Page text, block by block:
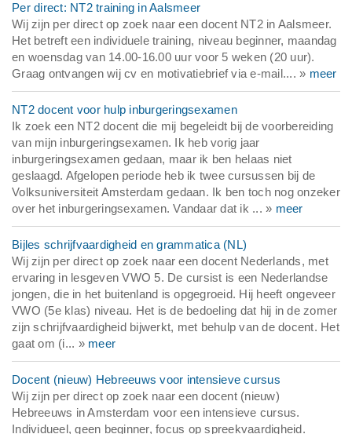
Per direct: NT2 training in Aalsmeer
Wij zijn per direct op zoek naar een docent NT2 in Aalsmeer.
Het betreft een individuele training, niveau beginner, maandag
en woensdag van 14.00-16.00 uur voor 5 weken (20 uur).
Graag ontvangen wij cv en motivatiebrief via e-mail.... » meer
NT2 docent voor hulp inburgeringsexamen
Ik zoek een NT2 docent die mij begeleidt bij de voorbereiding
van mijn inburgeringsexamen. Ik heb vorig jaar
inburgeringsexamen gedaan, maar ik ben helaas niet
geslaagd. Afgelopen periode heb ik twee cursussen bij de
Volksuniversiteit Amsterdam gedaan. Ik ben toch nog onzeker
over het inburgeringsexamen. Vandaar dat ik ... » meer
Bijles schrijfvaardigheid en grammatica (NL)
Wij zijn per direct op zoek naar een docent Nederlands, met
ervaring in lesgeven VWO 5. De cursist is een Nederlandse
jongen, die in het buitenland is opgegroeid. Hij heeft ongeveer
VWO (5e klas) niveau. Het is de bedoeling dat hij in de zomer
zijn schrijfvaardigheid bijwerkt, met behulp van de docent. Het
gaat om (i... » meer
Docent (nieuw) Hebreeuws voor intensieve cursus
Wij zijn per direct op zoek naar een docent (nieuw)
Hebreeuws in Amsterdam voor een intensieve cursus.
Individueel, geen beginner, focus op spreekvaardigheid.